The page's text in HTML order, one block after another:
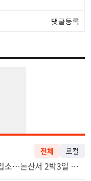
전체 로컬
천하람, 현역 의원 최초 신병교육 입소…논산서 2박3일 생활